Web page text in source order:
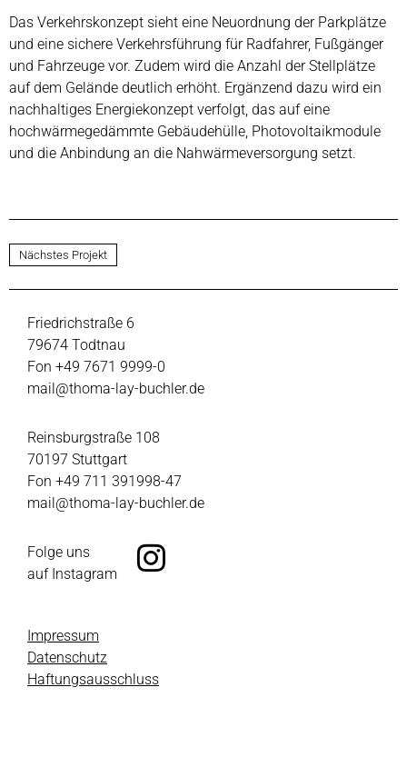
Das Verkehrskonzept sieht eine Neuordnung der Parkplätze
und eine sichere Verkehrsführung für Radfahrer, Fußgänger
und Fahrzeuge vor. Zudem wird die Anzahl der Stellplätze
auf dem Gelände deutlich erhöht. Ergänzend dazu wird ein
nachhaltiges Energiekonzept verfolgt, das auf eine
hochwärmegedämmte Gebäudehülle, Photovoltaikmodule
und die Anbindung an die Nahwärmeversorgung setzt.
Nächstes Projekt
Friedrichstraße 6
79674 Todtnau
Fon +49 7671 9999-0
mail@thoma-lay-buchler.de
Reinsburgstraße 108
70197 Stuttgart
Fon +49 711 391998-47
mail@thoma-lay-buchler.de
Folge uns
auf Instagram
Impressum
Datenschutz
Haftungsausschluss